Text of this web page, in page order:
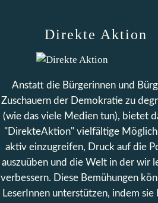
Direkte Aktion
Anstatt die Bürgerinnen und
Zuschauern der Demokratie zu
(wie das viele Medien tun), bietet
"DirekteAktion" vielfältige
aktiv einzugreifen, Druck auf die
auszuüben und die Welt in der wir
verbessern. Diese Bemühungen
LeserInnen unterstützen, indem sie